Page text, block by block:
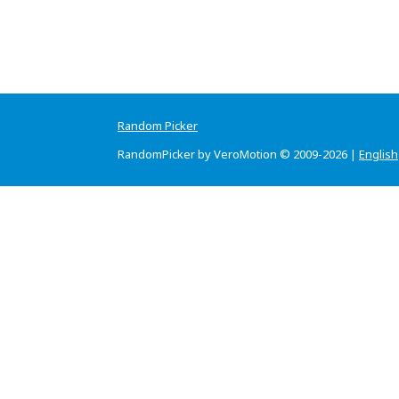
Random Picker
RandomPicker by VeroMotion © 2009-2026 | English